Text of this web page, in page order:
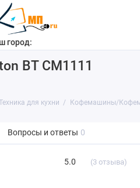
город:
BT CM1111
для кухни Кофемашины/
Вопросы и ответы 0
5.0 (3 отзыва)